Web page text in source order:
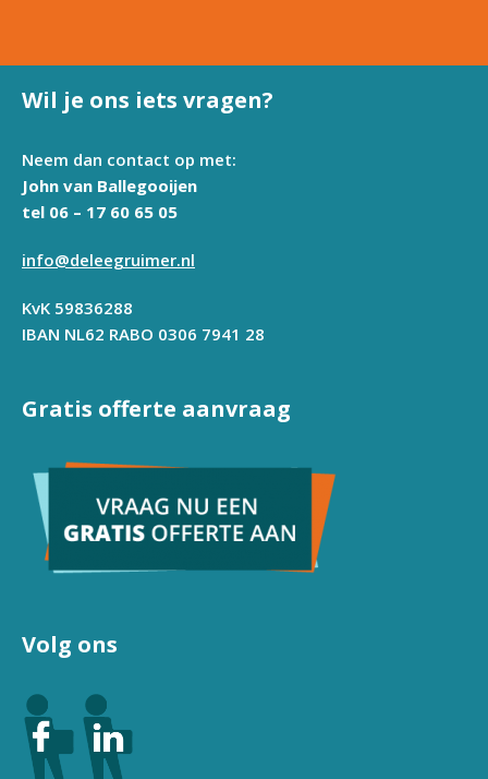
Wil je ons iets vragen?
Neem dan contact op met:
John van Ballegooijen
tel 06 – 17 60 65 05
info@deleegruimer.nl
KvK 59836288
IBAN NL62 RABO 0306 7941 28
Gratis offerte aanvraag
Volg ons